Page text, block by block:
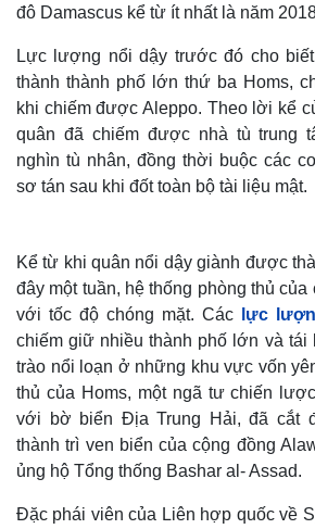
Thế giới
đô Damascus kể từ ít nhất là năm
Lực lượng nổi dậy trước đó cho
thành thành phố lớn thứ ba Homs,
khi chiếm được Aleppo. Theo lời kể
quân đã chiếm được nhà tù trung
nghìn tù nhân, đồng thời buộc các
sơ tán sau khi đốt toàn bộ tài liệu mật.
Kể từ khi quân nổi dậy giành được
đây một tuần, hệ thống phòng thủ
với tốc độ chóng mặt. Các
lực
chiếm giữ nhiều thành phố lớn và tái
trào nổi loạn ở những khu vực vốn
thủ của Homs, một ngã tư chiến
với bờ biển Địa Trung Hải, đã cắt
thành trì ven biển của cộng đồng
ủng hộ Tổng thống Bashar al- Assad.
Đặc phái viên của Liên hợp quốc về